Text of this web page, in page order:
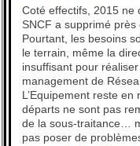
Coté effectifs, 2015 ne
SNCF a supprimé
Pourtant, les besoins
le terrain, même la
insuffisant pour
management de
L’Equipement reste
départs ne sont pas
de la sous-traitance…
pas poser de